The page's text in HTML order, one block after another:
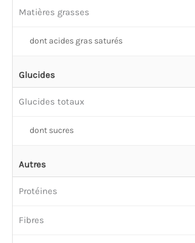
Matières grasses
dont acides gras saturés
Glucides
Glucides totaux
dont sucres
Autres
Protéines
Fibres